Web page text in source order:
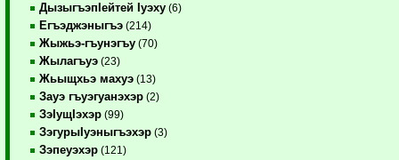
ДызыгъэпIейтей Iуэху (6)
Егъэджэныгъэ (214)
Жыжьэ-гъунэгъу (70)
Жылагъуэ (23)
Жьыщхьэ махуэ (13)
Зауэ гъуэгуанэхэр (2)
ЗэIущIэхэр (99)
ЗэгурыIуэныгъэхэр (3)
Зэпеуэхэр (121)